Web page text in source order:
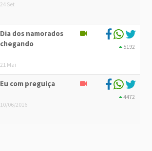
24 Set
Dia dos namorados
chegando
21 Mai
5192
Eu com preguiça
10/06/2016
4472